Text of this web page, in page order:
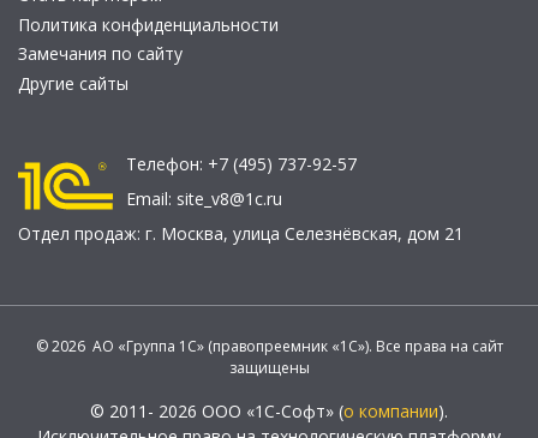
Политика конфиденциальности
Замечания по сайту
Другие сайты
Телефон: +7 (495) 737-92-57
Email: site_v8@1c.ru
Отдел продаж: г. Москва, улица Селезнёвская, дом 21
© 2026 АО «Группа 1С» (правопреемник «1С»). Все права на сайт
защищены
© 2011- 2026 ООО «1С-Софт» (о компании).